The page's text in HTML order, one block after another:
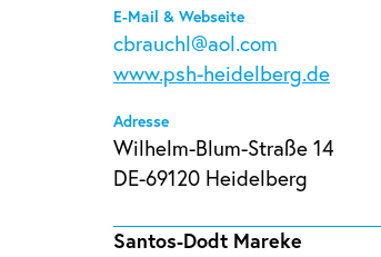
E-Mail & Webseite
cbrauchl@aol.com
www.psh-heidelberg.de
Adresse
Wilhelm-Blum-Straße 14
DE-69120 Heidelberg
Santos-Dodt Mareke